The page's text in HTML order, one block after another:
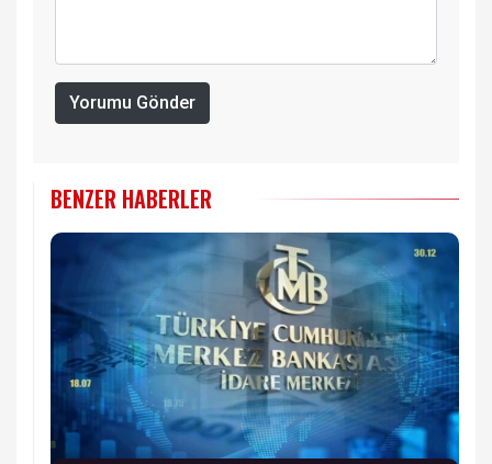
Yorumu Gönder
BENZER HABERLER